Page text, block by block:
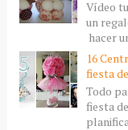
Vídeo
un
hacer
16
fiesta
Todo
fiesta